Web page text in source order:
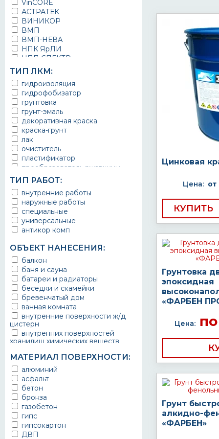
VinCORE
АСТРАТЕК
ВИНИКОР
ВМП
ВМП-НЕВА
НПК ЯрЛИ
НПП СПЕКТР
НПФ ЭМАЛЬ
ТЕРМА
УРЕПЛЕН
ТИП ЛКМ:
гидроизоляция
гидрофобизатор
грунтовка
грунт-эмаль
декоративная краска
краска-грунт
лак
очиститель
пластификатор
преобразователь ржавчины
эмаль
Краска
Покрытие
грунт эмаль
защитное покрытие
ТИП РАБОТ:
внутренние работы
наружные работы
специальные
универсальные
антикор комп
ОБЪЕКТ НАНЕСЕНИЯ:
балкон
баня и сауна
батареи и радиаторы
беседки и скамейки
бревенчатый дом
ванная комната
внутренние поверхности ж/д
цистерн
внутренних поверхностей
хранилищ химических веществ
ворота
выхлопные системы
автомобилей
газопроводы
гараж
гидротехнические сооружения
городской транспорт
грузовые вагоны
двери металлические
МАТЕРИАЛ ПОВЕРХНОСТИ:
алюминий
асфальт
бетон
бронза
газобетон
гипс
гипсокартон
ДВП
Цинковая
Цена: от
КУПИТЬ
Грунтовка
эпоксидная
«ФАРБЕН
Цена:по
Грунт
алкидно-
«ФАРБЕН»